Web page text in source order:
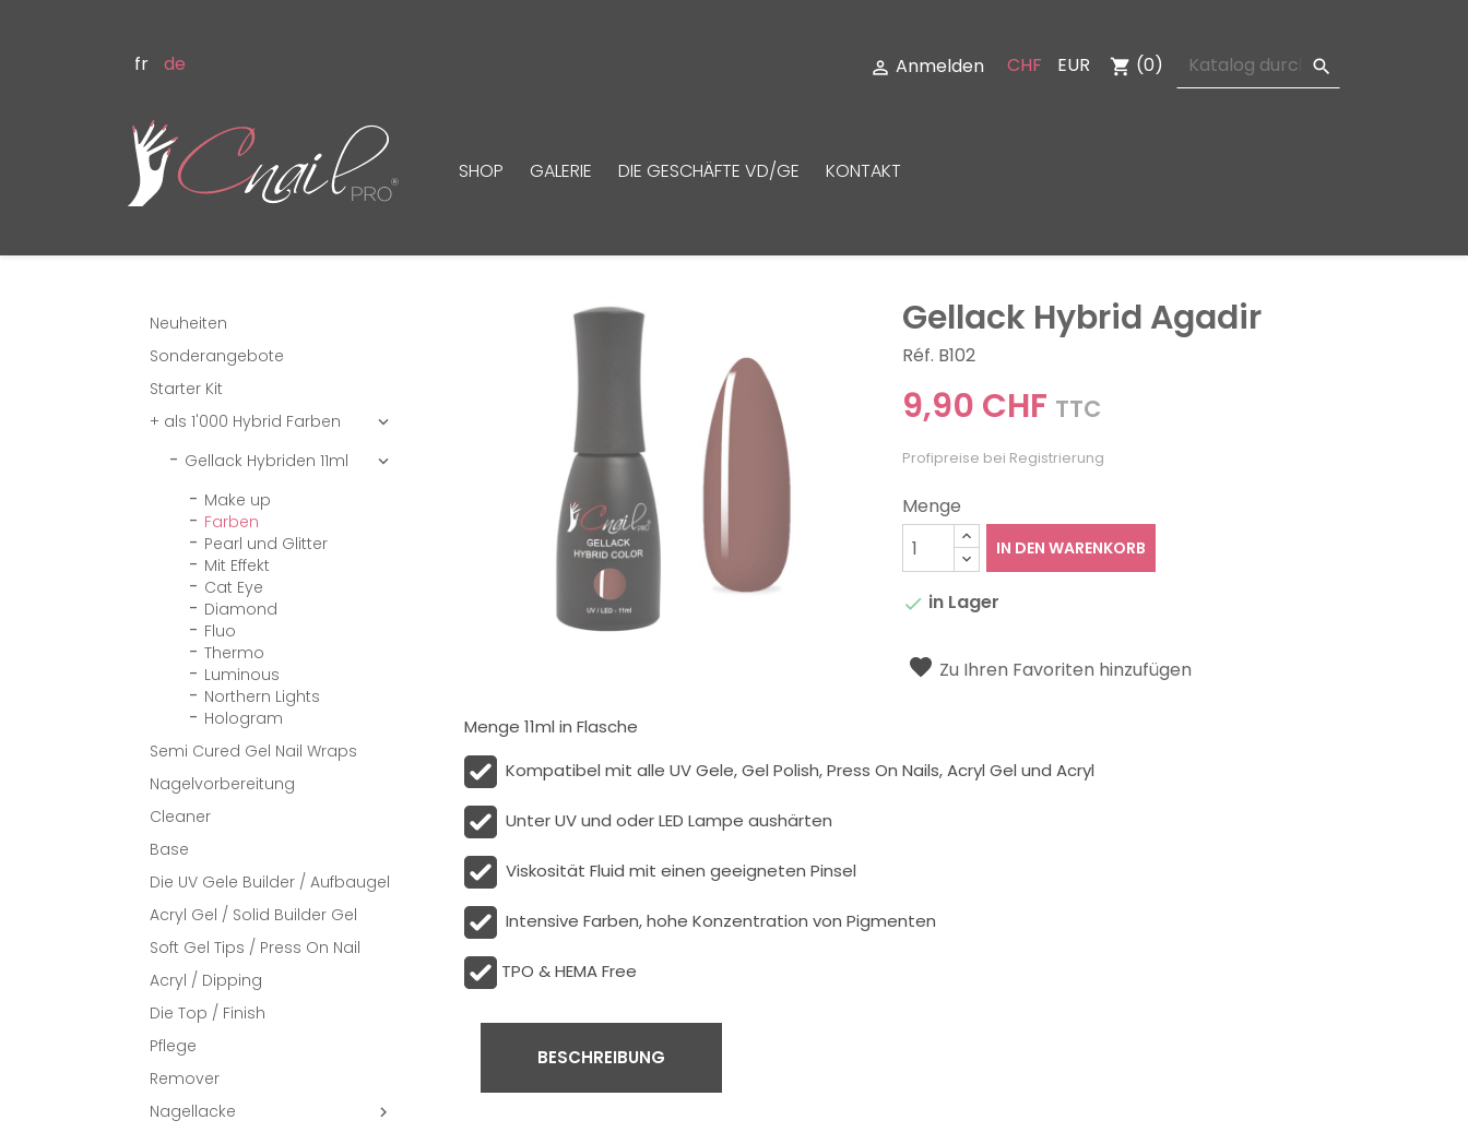
fr de  Anmelden CHF EUR shopping_cart (0) 
SHOP GALERIE DIE GESCHÄFTE VD/GE KONTAKT
Neuheiten
Sonderangebote
Starter Kit
+ als 1'000 Hybrid Farben

Gellack Hybriden 11ml 
Make up
Farben
Pearl und Glitter
Mit Effekt
Cat Eye
Diamond
Fluo
Thermo
Luminous
Northern Lights
Hologram
Semi Cured Gel Nail Wraps
Nagelvorbereitung
Cleaner
Base
Die UV Gele Builder / Aufbaugel
Acryl Gel / Solid Builder Gel
Soft Gel Tips / Press On Nail
Acryl / Dipping
Die Top / Finish
Pflege
Remover
Nagellacke

Gellack Hybrid Agadir
Réf. B102
9,90 CHF TTC
Profipreise bei Registrierung
Menge
IN DEN WARENKORB
 in Lager
Zu Ihren Favoriten hinzufügen
Menge 11ml in Flasche
Kompatibel mit alle UV Gele, Gel Polish, Press On Nails, Acryl Gel und Acryl
Unter UV und oder LED Lampe aushärten
Viskosität Fluid mit einen geeigneten Pinsel
Intensive Farben, hohe Konzentration von Pigmenten
TPO & HEMA Free
BESCHREIBUNG